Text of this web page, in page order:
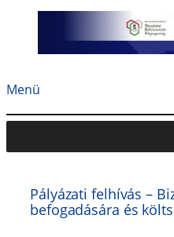
Menü
Pályázati felhívás –
befogadására és